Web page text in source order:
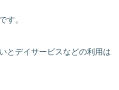
す。
とデイサービスなどの利用は